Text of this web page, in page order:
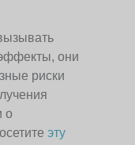
они
риски
о
эту